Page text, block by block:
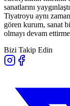
sanatlarını
Tiyatroyu aynı
gören kurum, sanat
olmayı devam
Bizi Takip Edin